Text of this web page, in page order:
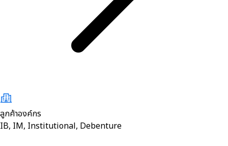
ลูกค้าองค์กร
IB, IM, Institutional, Debenture